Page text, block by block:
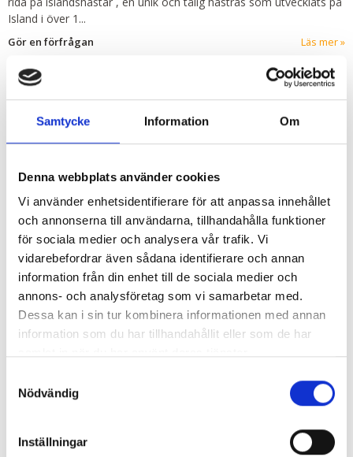
Samtycke Information Om
Denna webbplats använder cookies
Vi använder enhetsidentifierare för att anpassa innehållet
och annonserna till användarna, tillhandahålla funktioner
för sociala medier och analysera vår trafik. Vi
vidarebefordrar även sådana identifierare och annan
information från din enhet till de sociala medier och
annons- och analysföretag som vi samarbetar med.
Dessa kan i sin tur kombinera informationen med annan
information som du har tillhandahållit eller som de har
Nödvändig
Inställningar
Island i över 1...
Gör en förfrågan Läs mer
Rumänien - Sibiu
Ridresa och ridäventyr i hjärtat av Rumänien. Följ med på ett
oförglömligt ridäventyr i Sibiu-regionen, mitt i det vackra